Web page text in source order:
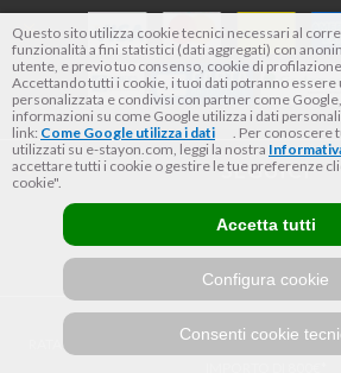
SEGUICI
RATA TUTTO INCLUSO IN 23 MESI TAN FISSO
Questo sito utilizza cookie tecnici necessari al
funzionalità a fini statistici (dati aggregati) con
utente, e previo tuo consenso, cookie di
Accettando tutti i cookie, i tuoi dati potranno essere
personalizzata e condivisi con partner come
informazioni su come Google utilizza i dati
link: Come Google utilizza i dati
. Per conoscere
utilizzati su e-stayon.com, leggi la nostra
accettare tutti i cookie o gestire le tue preferenze
cookie".
Consenti cookie
Configura cookie
Accetta tutti